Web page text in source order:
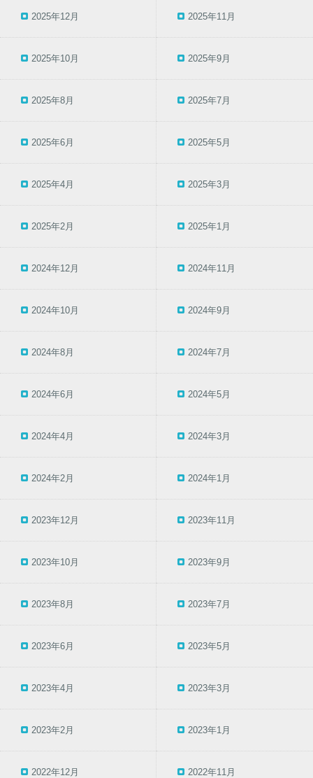
2025年12月 2025年11月
2025年10月 2025年9月
2025年8月 2025年7月
2025年6月 2025年5月
2025年4月 2025年3月
2025年2月 2025年1月
2024年12月 2024年11月
2024年10月 2024年9月
2024年8月 2024年7月
2024年6月 2024年5月
2024年4月 2024年3月
2024年2月 2024年1月
2023年12月 2023年11月
2023年10月 2023年9月
2023年8月 2023年7月
2023年6月 2023年5月
2023年4月 2023年3月
2023年2月 2023年1月
2022年12月 2022年11月